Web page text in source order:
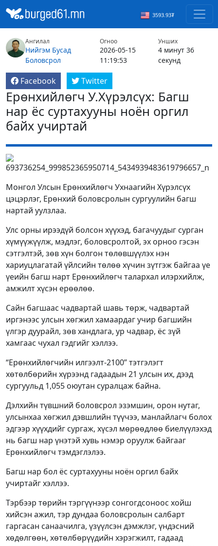
3593.93₮
Ангилал
Нийгэм Бусад
Боловсрол
Огноо
2026-05-15
11:19:53
Унших
4 минут 36
секунд
Facebook Twitter
Ерөнхийлөгч У.Хүрэлсүх: Багш
нар ёс суртахууны ноён оргил
байх учиртай
Монгол Улсын Ерөнхийлөгч Ухнаагийн Хүрэлсүх
цэцэрлэг, Ерөнхий боловсролын сургуулийн багш
нартай уулзлаа.
Улс орны ирээдүй болсон хүүхэд, багачуудыг сурган
хүмүүжүүлж, мэдлэг, боловсролтой, эх орноо гэсэн
сэтгэлтэй, зөв хүн болгон төлөвшүүлэх нэн
хариуцлагатай үйлсийн төлөө хүчин зүтгэж байгаа үе
үеийн багш нарт Ерөнхийлөгч талархал илэрхийлж,
амжилт хүсэн ерөөлөө.
Сайн багшаас чадвартай шавь төрж, чадвартай
иргэнээс улсын хөгжил хамаардаг учир багшийн
үлгэр дуурайл, зөв хандлага, ур чадвар, ёс зүй
хамгаас чухал гэдгийг хэллээ.
“Ерөнхийлөгчийн илгээлт-2100” тэтгэлэгт
хөтөлбөрийн хүрээнд гадаадын 21 улсын их, дээд
сургуульд 1,055 оюутан суралцаж байна.
Дэлхийн түвшний боловсрол эзэмшин, орон нутаг,
улсынхаа хөгжил дэвшлийн түүчээ, манлайлагч болох
эдгээр хүүхдийг сургаж, хүсэл мөрөөдлөө биелүүлэхэд
нь багш нар үнэтэй хувь нэмэр оруулж байгааг
Ерөнхийлөгч тэмдэглэлээ.
Багш нар бол ёс суртахууны ноён оргил байх
учиртайг хэллээ.
Тэрбээр төрийн тэргүүнээр сонгогдсоноос хойш
хийсэн ажил, тэр дундаа боловсролын салбарт
гаргасан санаачилга, үзүүлсэн дэмжлэг, үндэсний
хөдөлгөөн, хөтөлбөрүүдийн хэрэгжилт, гадаад